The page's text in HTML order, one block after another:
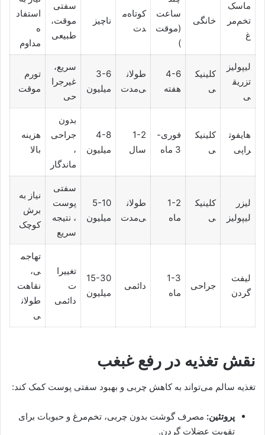
ماسک
تخم‌مر
غ
خانگی
ساعت
(موقت
)
کوتاه‌م
دت
ناچیز
سفتی
موقت،
طبیعی
استفاد
ه
مداوم
لیپولیز
تزریق
ی
کلینیک
ی
4-6
هفته
طولان
ی‌مدت
3-6
میلیون
سریع،
غیرجرا
حی
تورم
موقت
هایفوت
راپی
کلینیک
ی
فوری-
3 ماه
1-2
سال
4-8
میلیون
بدون
جراحی
،
ماندگار
هزینه
بالا
لیزر
لیپولیز
کلینیک
ی
1-2
ماه
طولان
ی‌مدت
5-10
میلیون
سفتی
پوست
، نتیجه
سریع
نیاز به
برش
کوچک
لیفت
گردن
جراحی
1-3
ماه
دائمی
15-30
میلیون
تغییرا
ت
دائمی
تهاجم
ی،
نقاهت
طولان
ی
نقش تغذیه در رفع غبغب
تغذیه سالم می‌تواند به کاهش چربی و بهبود سفتی پوست کمک کند:
پروتئین: مصرف گوشت بدون چربی، تخم‌مرغ و حبوبات برای
تقویت عضلات گردن.